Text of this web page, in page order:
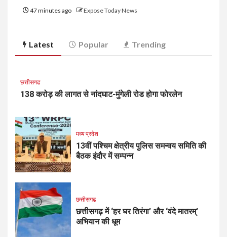
47 minutes ago Expose Today News
Latest Popular Trending
छत्तीसगढ
138 करोड़ की लागत से नांदघाट-मुंगेली रोड होगा फोरलेन
मध्य प्रदेश
13वीं पश्चिम क्षेत्रीय पुलिस समन्वय समिति की
बैठक इंदौर में सम्पन्न
छत्तीसगढ
छत्तीसगढ़ में ‘हर घर तिरंगा’ और ‘वंदे मातरम्’
अभियान की धूम